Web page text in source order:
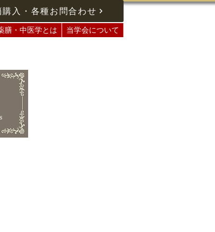
入・各種お問合わせ
膳・中医学とは 当学会について